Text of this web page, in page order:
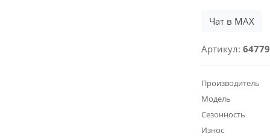
Чат в MAX
Артикул:
Производитель
Модель
Сезонность
Износ